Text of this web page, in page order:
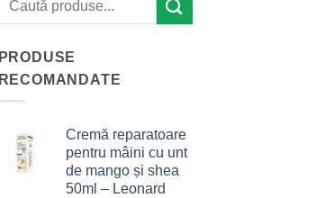
PRODUSE
RECOMANDATE
Cremă reparatoare
pentru mâini cu unt
de mango și shea
50ml – Leonard